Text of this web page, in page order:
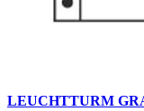
LEUCHTTURM